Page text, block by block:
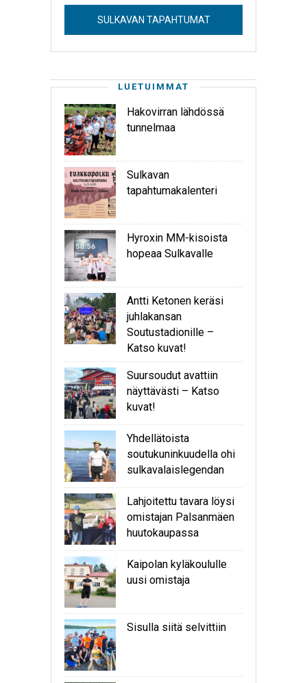
SULKAVAN TAPAHTUMAT
LUETUIMMAT
Hakovirran lähdössä
tunnelmaa
Sulkavan
tapahtumakalenteri
Hyroxin MM-kisoista
hopeaa Sulkavalle
Antti Ketonen keräsi
juhlakansan
Soutustadionille –
Katso kuvat!
Suursoudut avattiin
näyttävästi – Katso
kuvat!
Yhdellätoista
soutukuninkuudella ohi
sulkavalaislegendan
Lahjoitettu tavara löysi
omistajan Palsanmäen
huutokaupassa
Kaipolan kyläkoululle
uusi omistaja
Sisulla siitä selvittiin